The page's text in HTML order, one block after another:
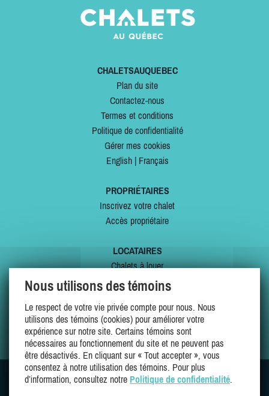
CHALETSAUQUEBEC
Plan du site
Contactez-nous
Termes et conditions
Politique de confidentialité
Gérer mes cookies
English| Français
PROPRIÉTAIRES
Inscrivez votre chalet
Accès propriétaire
LOCATAIRES
Chalets à louer
Chalets à vendre
Offres spéciales
Mes favoris
SUIVEZ-NOUS SUR
Nous utilisons des témoins
Le respect de votre vie privée compte pour nous. Nous
utilisons des témoins (cookies) pour améliorer votre
expérience sur notre site. Certains témoins sont
nécessaires au fonctionnement du site et ne peuvent pas
être désactivés. En cliquant sur « Tout accepter », vous
consentez à notre utilisation des témoins. Pour plus
d’information, consultez notre Politique de confidentialité.